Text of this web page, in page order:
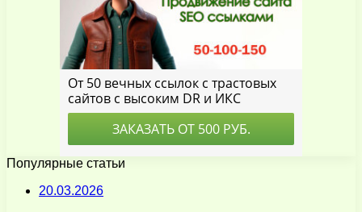
Популярные статьи
20.03.2026